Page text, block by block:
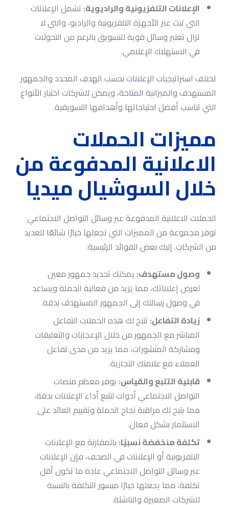
الإعلانات التلفزيونية والراديوية: تشمل الإعلانات
التي تبث عبر الأجهزة التلفزيونية والراديو، والتي لا
تزال تعتبر وسائل قوية للتسويق بالرغم من التحولات
في الاستهلاك الإعلامي.
تختلف استراتيجيات الإعلانات بحسب الهدف المحدد والجمهور
المستهدف والميزانية المتاحة، ويمكن للشركات اختيار الأنواع
التي تناسب أفضل احتياجاتها وأهدافها التسويقية.
مميزات الحملات
الاعلانية المدفوعة من
خلال السوشيال ميديا
الحملات الاعلانية المدفوعة عبر وسائل التواصل الاجتماعي
توفر مجموعة من المميزات التي تجعلها خيارًا شائعًا للعديد
من الشركات. إليك بعض الفوائد الرئيسية:
وصول مستهدف: يمكنك تحديد جمهور معين
لعرض إعلاناتك، مما يزيد من فعالية الحملة ويساعد
في وصول رسالتك إلى الجمهور المستهدف بدقة.
زيادة التفاعل: تتيح لك هذه الحملات التفاعل
المباشر مع الجمهور من خلال الإعجابات والتعليقات
ومشاركة المنشورات، مما يزيد من مدى تفاعل
العملاء مع علامتك التجارية.
قابلية التتبع والقياس: يوفر معظم منصات
التواصل الاجتماعي أدوات لتتبع أداء الإعلانات بدقة،
مما يتيح لك مراقبة نجاح الحملة وتقييم العائد على
الاستثمار بشكل فعال.
تكلفة منخفضة نسبيًا: بالمقارنة مع الإعلانات
التلفزيونية أو الإعلانات في الصحف، فإن الإعلانات
عبر وسائل التواصل الاجتماعي عادة ما تكون أقل
تكلفة، مما يجعلها خيارًا ميسور التكلفة بالنسبة
للشركات الصغيرة والناشئة.